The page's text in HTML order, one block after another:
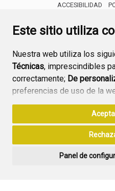
Este sitio utiliza
Nuestra web utiliza los
Técnicas, imprescindibles
correctamente; De
preferencias de uso de la
funcionamiento de la web y
Si acepta pulsando el botón
consideramos que acepta
ninguna acción, se
Panel de
ACCESIBILIDAD